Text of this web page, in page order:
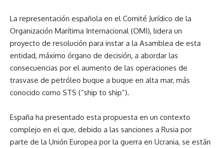
La representación española en el Comité Jurídico de la
Organización Marítima Internacional (OMI), lidera un
proyecto de resolución para instar a la Asamblea de esta
entidad, máximo órgano de decisión, a abordar las
consecuencias por el aumento de las operaciones de
trasvase de petróleo buque a buque en alta mar, más
conocido como STS (“ship to ship”).
España ha presentado esta propuesta en un contexto
complejo en el que, debido a las sanciones a Rusia por
parte de la Unión Europea por la guerra en Ucrania, se están